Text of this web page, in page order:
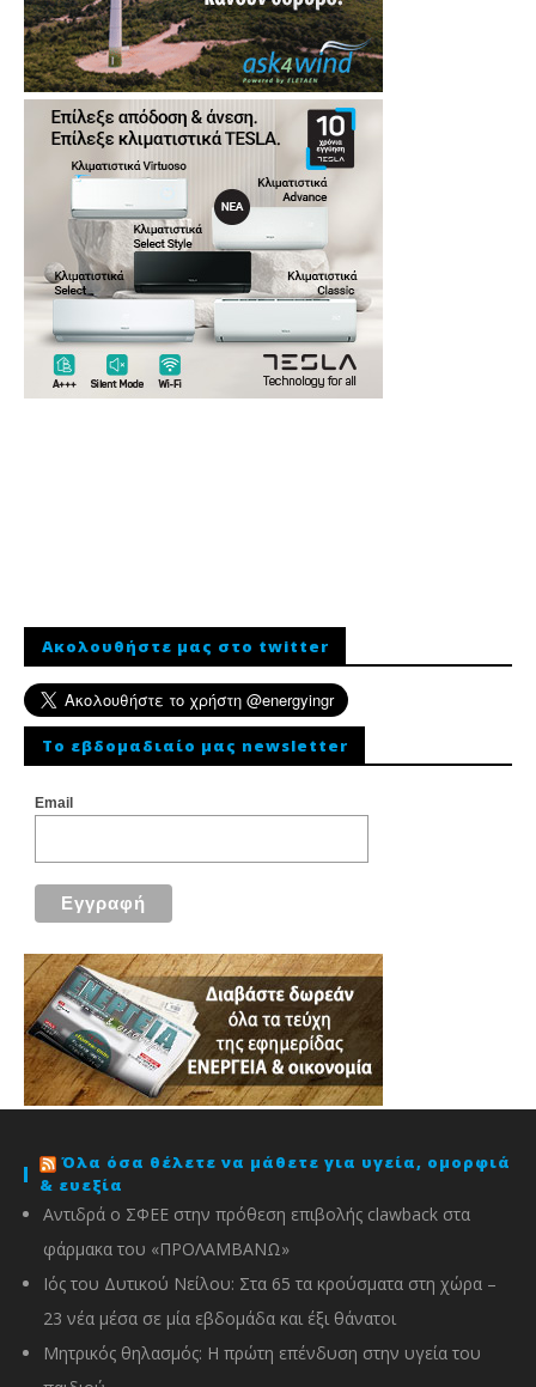
Ακολουθήστε μας στο twitter
To εβδομαδιαίο μας newsletter
Email
Όλα όσα θέλετε να μάθετε για υγεία, ομορφιά
& ευεξία
Αντιδρά ο ΣΦΕΕ στην πρόθεση επιβολής clawback στα
φάρμακα του «ΠΡΟΛΑΜΒΑΝΩ»
Ιός του Δυτικού Νείλου: Στα 65 τα κρούσματα στη χώρα –
23 νέα μέσα σε μία εβδομάδα και έξι θάνατοι
Μητρικός θηλασμός: Η πρώτη επένδυση στην υγεία του